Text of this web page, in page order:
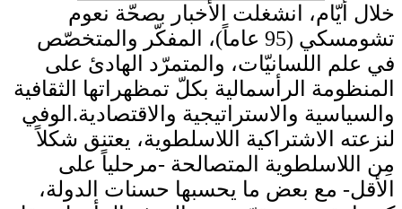
خلال أيّام، انشغلت الأخبار بصحّة نعوم
تشومسكي (95 عاماً)، المفكّر والمتخصّص
في علم اللسانيّات، والمتمرّد الهادئ على
المنظومة الرأسمالية بكلّ تمظهراتها الثقافية
والسياسية والاستراتيجية والاقتصادية.الوفي
لنزعته الاشتراكية اللاسلطوية، يعتنق شكلاً
مِن اللاسلطوية المتصالحة -مرحلياً على
الأقل- مع بعض ما يحسبها حسنات الدولة،